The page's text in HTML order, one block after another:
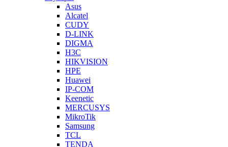
Asus
Alcatel
CUDY
D-LINK
DIGMA
H3C
HIKVISION
HPE
Huawei
IP-COM
Keenetic
MERCUSYS
MikroTik
Samsung
TCL
TENDA